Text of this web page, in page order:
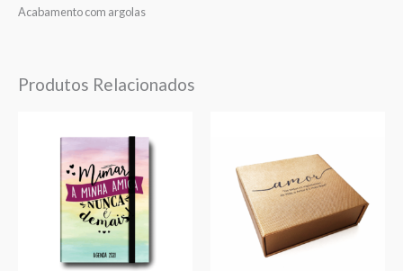
Acabamento com argolas
Produtos Relacionados
through
€12,50